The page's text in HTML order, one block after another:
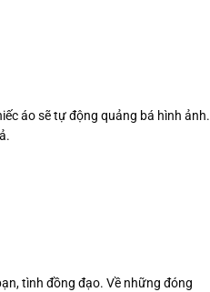
áo sẽ tự động quảng bá hình ảnh.
tình đồng đạo. Về những đóng